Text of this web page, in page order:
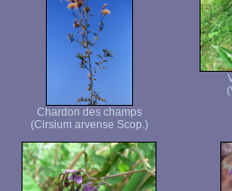
Chardon des champs
(Cirsium arvense Scop.)